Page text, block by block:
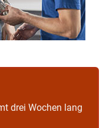
drei Wochen lang